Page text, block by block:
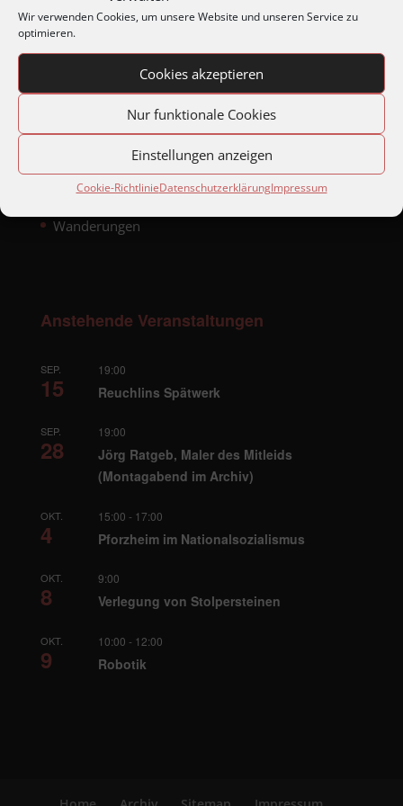
Wir verwenden Cookies, um unsere Website und unseren Service zu
optimieren.
Cookies akzeptieren
Nur funktionale Cookies
Einstellungen anzeigen
Cookie-RichtlinieDatenschutzerklärungImpressum
Jahreshauptversammlungen
Montagabend im Archiv
Reisen
Skiausfahrten
Stadtteilbegehungen
Stolpersteinverlegungen
Wanderungen
Anstehende Veranstaltungen
SEP.
15
19:00
Reuchlins Spätwerk
SEP.
28
19:00
Jörg Ratgeb, Maler des Mitleids
(Montagabend im Archiv)
OKT.
4
15:00 - 17:00
Pforzheim im Nationalsozialismus
OKT.
8
9:00
Verlegung von Stolpersteinen
OKT.
9
10:00 - 12:00
Robotik